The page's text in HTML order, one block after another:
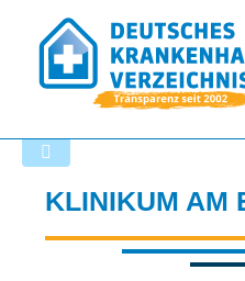
KLINIKUM AM